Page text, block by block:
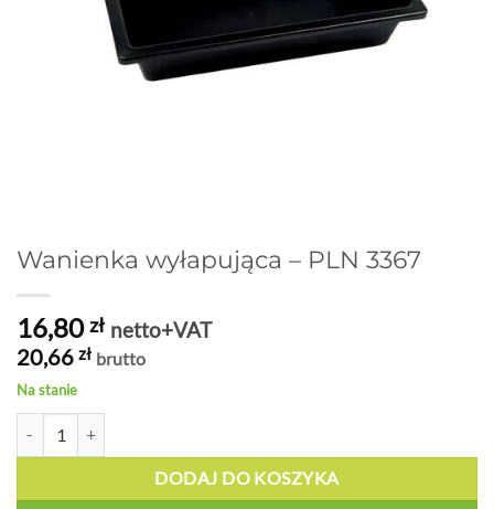
Wanienka wyłapująca – PLN 3367
16,80zł netto+VAT
20,66 zł brutto
Na stanie
DODAJ DO KOSZYKA